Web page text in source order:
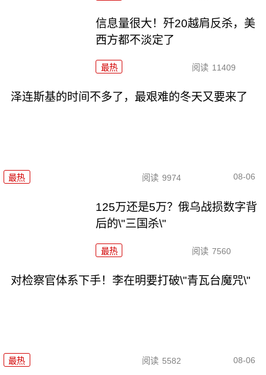
信息量很大！歼20越肩反杀，美
西方都不淡定了
最热 阅读 11409
泽连斯基的时间不多了，最艰难的冬天又要来了
最热 阅读 9974 08-06
125万还是5万？俄乌战损数字背
后的\"三国杀\"
最热 阅读 7560
对检察官体系下手！李在明要打破\"青瓦台魔咒\"
最热 阅读 5582 08-06